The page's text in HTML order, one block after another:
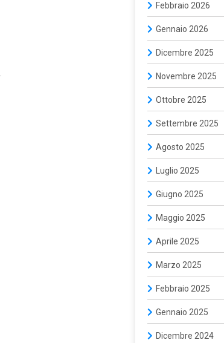
Febbraio 2026
Gennaio 2026
Dicembre 2025
Novembre 2025
Ottobre 2025
Settembre 2025
Agosto 2025
Luglio 2025
Giugno 2025
Maggio 2025
Aprile 2025
Marzo 2025
Febbraio 2025
Gennaio 2025
Dicembre 2024